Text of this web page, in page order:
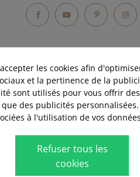
FacebookYouTube
RUBIO
Qui
Blog
les cookies afin
et la pertinence de la
sont utilisés pour vous offrir
des publicités personnalisées.
à l'utilisation de vos
Refuser tous les
cookies